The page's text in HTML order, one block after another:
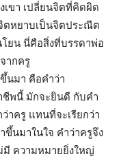
เขา เปลี่ยนจิตที่คิดผิด
ตหยาบเป็นจิตประณีต
ยน นี่คือสิ่งที่บรรดาพ่อ
ากครู
นมา คือคำว่า
ชีพนี้ มักจะยินดี กับคำ
าครู แทนที่จะเรียกว่า
นมาในใจ คำว่าครูจึง
มี ความหมายยิ่งใหญ่